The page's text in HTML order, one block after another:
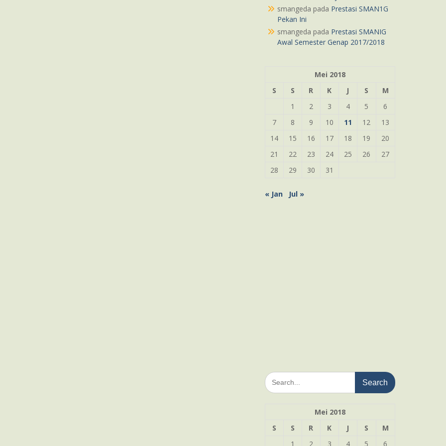
smangeda pada Prestasi SMAN1G
Pekan Ini
smangeda pada Prestasi SMANIG
Awal Semester Genap 2017/2018
Mei 2018
S
S R K J S
M
1
2 3 4 5
6
7
8 9 10 11 12
13
14
15 16 17 18 19
20
21
22 23 24 25 26
27
28
29 30 31
« Jan Jul »
Search
for:
Mei 2018
S
S R K J S
M
1
2 3 4 5 6